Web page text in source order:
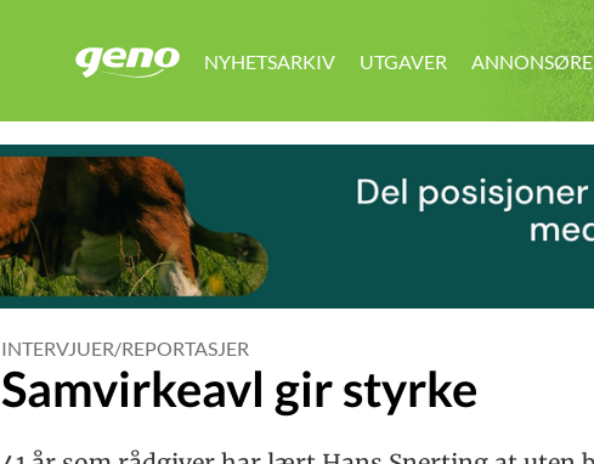
GENO NYHETSARKIV UTGAVER
INTERVJUER/REPORTASJER
Samvirkeavl gir styrke